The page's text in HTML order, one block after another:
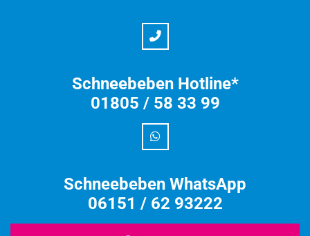
Schneebeben Hotline*
01805 / 58 33 99
Schneebeben WhatsApp
06151 / 62 93222